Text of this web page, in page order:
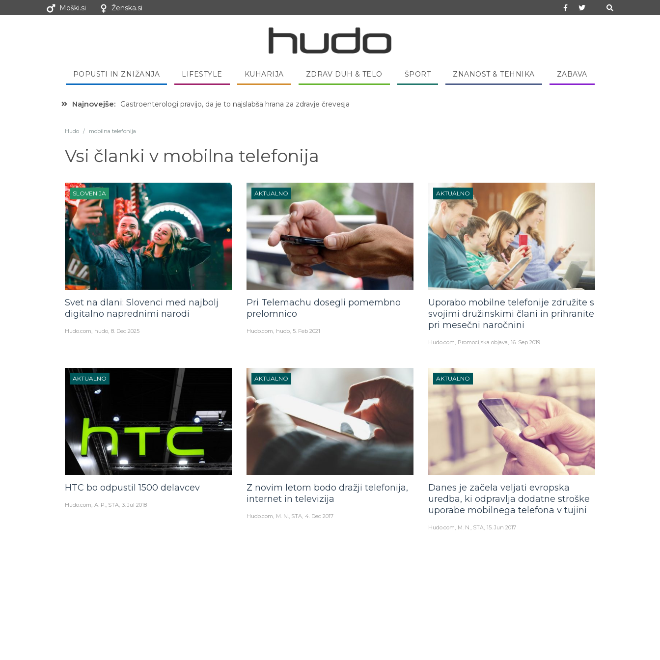
Moški.si Ženska.si
POPUSTI IN ZNIŽANJA LIFESTYLE KUHARIJA ZDRAV DUH & TELO ŠPORT ZNANOST & TEHNIKA ZABAVA
Najnovejše:
Gastroenterologi pravijo, da je to najslabša hrana za zdravje črevesja
Hudo / mobilna telefonija
Vsi članki v mobilna telefonija
SLOVENIJA
Svet na dlani: Slovenci med najbolj
digitalno naprednimi narodi
Hudo.com hudo 8. Dec 2025
AKTUALNO
Pri Telemachu dosegli pomembno
prelomnico
Hudo.com hudo 5. Feb 2021
AKTUALNO
Uporabo mobilne telefonije združite s
svojimi družinskimi člani in prihranite
pri mesečni naročnini
Hudo.com Promocijska objava 16. Sep 2019
AKTUALNO
HTC bo odpustil 1500 delavcev
Hudo.com A. P., STA 3. Jul 2018
AKTUALNO
Z novim letom bodo dražji telefonija,
internet in televizija
Hudo.com M. N., STA 4. Dec 2017
AKTUALNO
Danes je začela veljati evropska
uredba, ki odpravlja dodatne stroške
uporabe mobilnega telefona v tujini
Hudo.com M. N., STA 15. Jun 2017